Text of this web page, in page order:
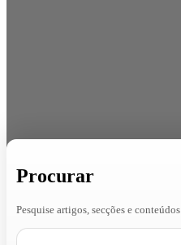
Procurar
Pesquise artigos, secções e conteúdos